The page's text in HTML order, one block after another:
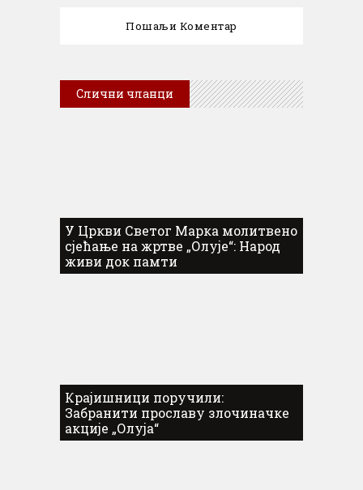
Слични чланци
У Цркви Светог Марка молитвено
сјећање на жртве „Олује“: Народ
живи док памти
Крајишници поручили:
Забранити прославу злочиначке
акције „Олуја“